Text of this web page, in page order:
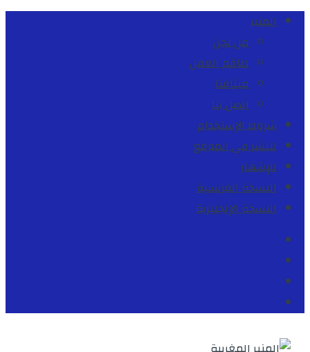
المنبر
من نحن
طاقم العمل
ميثاقنا
اتصل بنا
شروط الإستخدام
للنشر في الموقع
للإشهار
النسخة الفرنسية
النسخة الإنجليزية